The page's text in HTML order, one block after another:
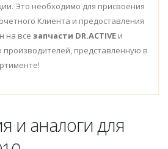
Это необходимо для присвоения
Клиента и предоставления
на все запчасти DR.ACTIVE и
представленную в
и аналоги для